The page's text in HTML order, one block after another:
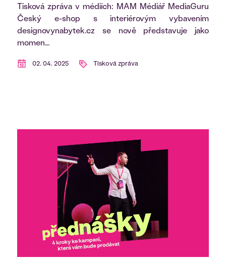
Tisková zpráva v médiích: MAM Médiář MediaGuru
Český e-shop s interiérovým vybavením
designovynabytek.cz se nově představuje jako
momen...
02. 04. 2025 Tisková zpráva